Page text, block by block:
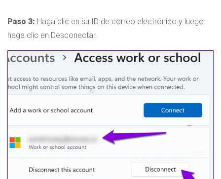
Paso 3: Haga clic en su ID de correo electrónico y luego
haga clic en Desconectar.